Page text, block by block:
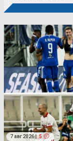
7 авг 2026 | 5